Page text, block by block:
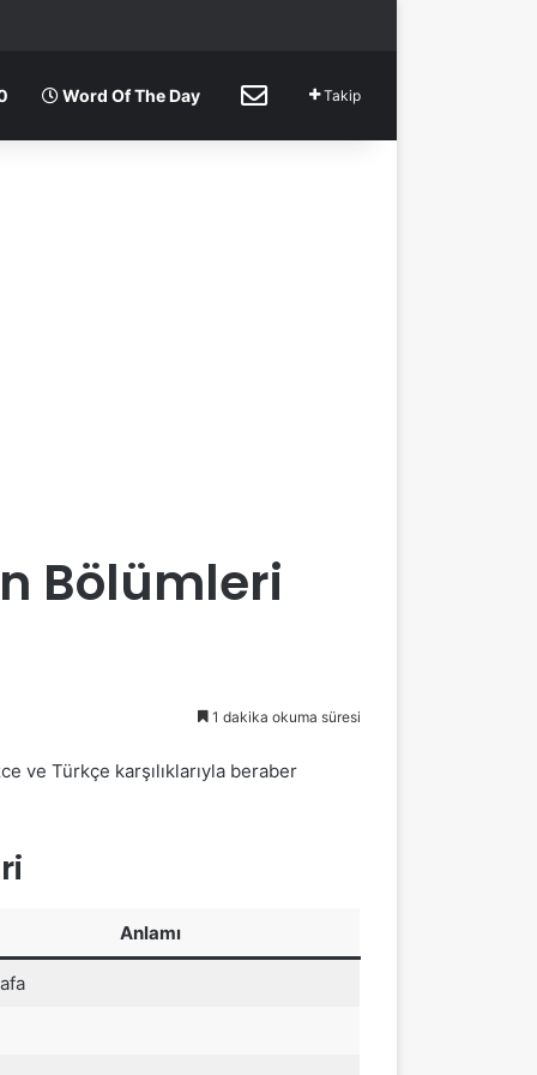
Word Of The Day İletişimTakip
Bölümleri
1 dakika okuma süresi
ve Türkçe karşılıklarıyla beraber
Anlamı